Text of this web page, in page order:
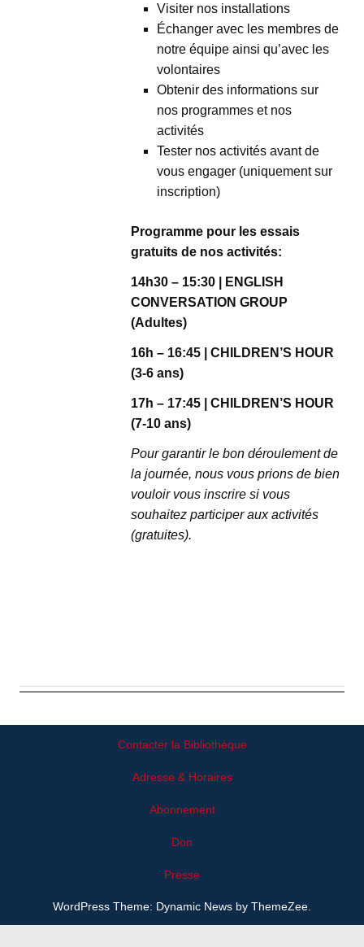
Visiter nos installations
Échanger avec les membres de
notre équipe ainsi qu’avec les
volontaires
Obtenir des informations sur
nos programmes et nos
activités
Tester nos activités avant de
vous engager (uniquement sur
inscription)
Programme pour les essais
gratuits de nos activités:
14h30 – 15:30 | ENGLISH
CONVERSATION GROUP
(Adultes)
16h – 16:45 | CHILDREN’S HOUR
(3-6 ans)
17h – 17:45 | CHILDREN’S HOUR
(7-10 ans)
Pour garantir le bon déroulement de
la journée, nous vous prions de bien
vouloir vous inscrire si vous
souhaitez participer aux activités
(gratuites).
Contacter la Bibliothèque
Adresse & Horaires
Abonnement
Don
Presse
WordPress Theme: Dynamic News by ThemeZee.